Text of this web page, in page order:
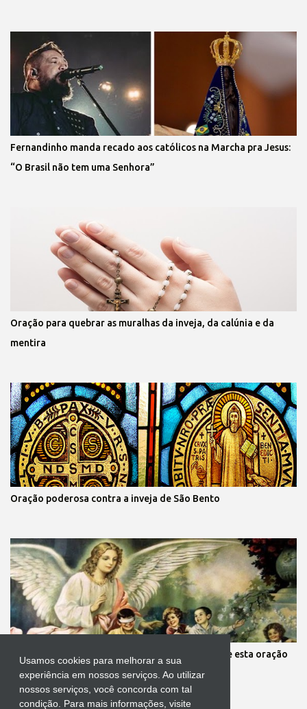
Usamos cookies para melhorar a sua
experiência em nossos serviços. Ao utilizar
nossos serviços, você concorda com tal
condição. Para mais informações, visite
Fernandinho manda recado aos católicos na Marcha pra Jesus:
“O Brasil não tem uma Senhora”
Oração para quebrar as muralhas da inveja, da calúnia e da
mentira
Oração poderosa contra a inveja de São Bento
Mãe, você está preocupada com seus filhos? Reze esta oração
aos anjos da guarda deles